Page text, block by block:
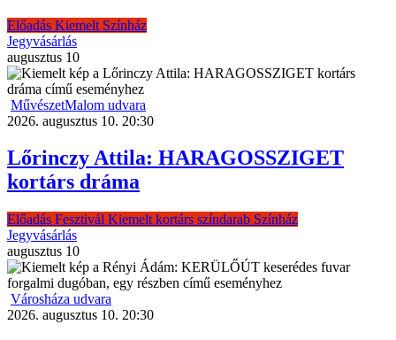
Előadás Kiemelt Színház
Jegyvásárlás
augusztus 10
MűvészetMalom udvara
2026. augusztus 10. 20:30
Lőrinczy Attila: HARAGOSSZIGET
kortárs dráma
Előadás Fesztivál Kiemelt kortárs színdarab Színház
Jegyvásárlás
augusztus 10
Városháza udvara
2026. augusztus 10. 20:30